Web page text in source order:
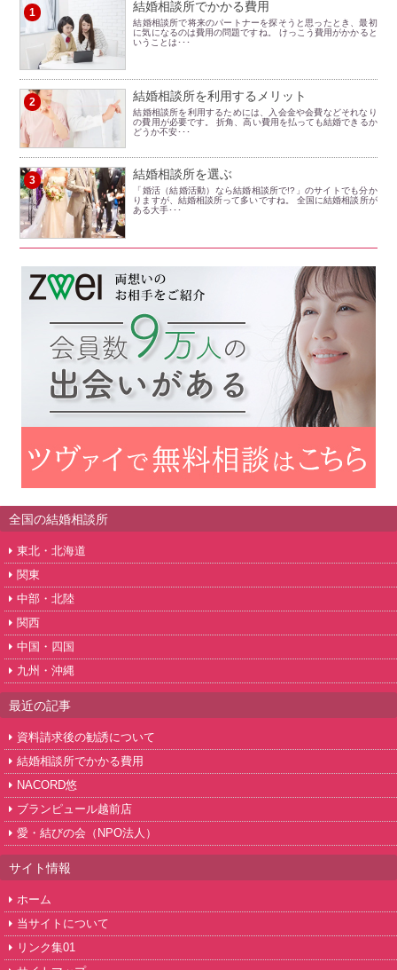
1 結婚相談所でかかる費用
結婚相談所で将来のパートナーを探そうと思ったとき、最初
に気になるのは費用の問題ですね。 けっこう費用がかかると
いうことは･･･
2 結婚相談所を利用するメリット
結婚相談所を利用するためには、入会金や会費などそれなり
の費用が必要です。 折角、高い費用を払っても結婚できるか
どうか不安･･･
3 結婚相談所を選ぶ
「婚活（結婚活動）なら結婚相談所で!?」のサイトでも分か
りますが、結婚相談所って多いですね。 全国に結婚相談所が
ある大手･･･
全国の結婚相談所
東北・北海道
関東
中部・北陸
関西
中国・四国
九州・沖縄
最近の記事
資料請求後の勧誘について
結婚相談所でかかる費用
NACORD悠
ブランピュール越前店
愛・結びの会（NPO法人）
サイト情報
ホーム
当サイトについて
リンク集01